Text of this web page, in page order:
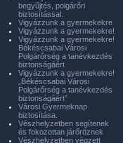
begyűjtés, polgárőri
biztosítással.
Vigyázzunk a gyermekekre
Vigyázzunk a gyermekekre!
Vigyázzunk a gyermekekre!
Békéscsabai Városi
Polgárőrség a tanévkezdés
biztonságáért
Vigyázzunk a gyermekekre!
„Békéscsabai Városi
Polgárőrség a tanévkezdés
biztonságáért”
Városi Gyermeknap
biztosítása.
Vészhelyzetben segítenek
és fokozottan járőröznek
Vészhelyzetben végzett